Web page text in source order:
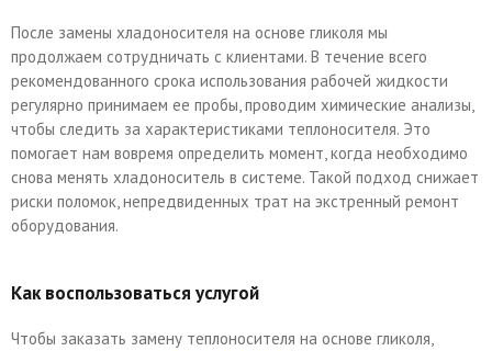
После замены хладоносителя на основе гликоля мы
продолжаем сотрудничать с клиентами. В течение всего
рекомендованного срока использования рабочей жидкости
регулярно принимаем ее пробы, проводим химические анализы,
чтобы следить за характеристиками теплоносителя. Это
помогает нам вовремя определить момент, когда необходимо
снова менять хладоноситель в системе. Такой подход снижает
риски поломок, непредвиденных трат на экстренный ремонт
оборудования.
Как воспользоваться услугой
Чтобы заказать замену теплоносителя на основе гликоля,